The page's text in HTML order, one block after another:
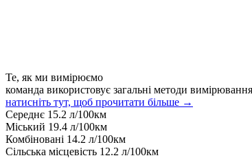
Те, як ми вимірюємо
команда використовує загальні методи
натисніть тут, щоб прочитати більше →
Середнє 15.2 л/100км
Міський 19.4 л/100км
Комбіновані 14.2 л/100км
Сільська місцевість 12.2 л/100км